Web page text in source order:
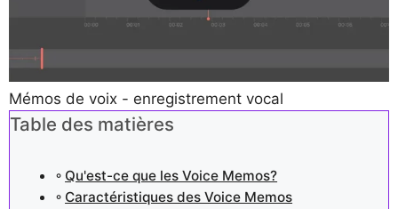
Mémos de voix - enregistrement vocal
Table des matières
Qu'est-ce que les Voice Memos?
Caractéristiques des Voice Memos